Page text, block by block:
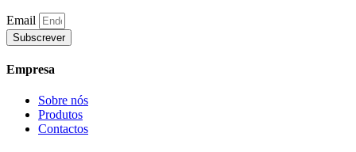
Email
Subscrever
Empresa
Sobre nós
Produtos
Contactos